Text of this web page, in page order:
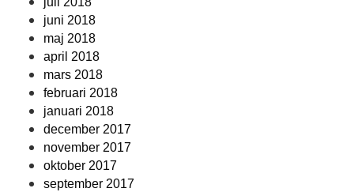
juni 2018
maj 2018
april 2018
mars 2018
februari 2018
januari 2018
december 2017
november 2017
oktober 2017
september 2017